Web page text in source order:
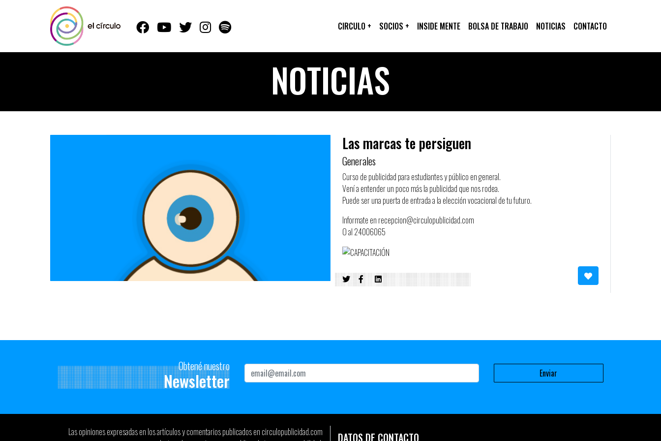
CIRCULO + SOCIOS + INSIDE MENTE BOLSA DE TRABAJO NOTICIAS CONTACTO
NOTICIAS
Las marcas te persiguen
Generales
Curso de publicidad para estudiantes y público en general.
Vení a entender un poco más la publicidad que nos rodea.
Puede ser una puerta de entrada a la elección vocacional de tu futuro.
Informate en recepcion@circulopublicidad.com
O al 24006065
Obtené nuestro
Newsletter
Las opiniones expresadas en los artículos y comentarios publicados en circulopublicidad.com
DATOS DE CONTACTO